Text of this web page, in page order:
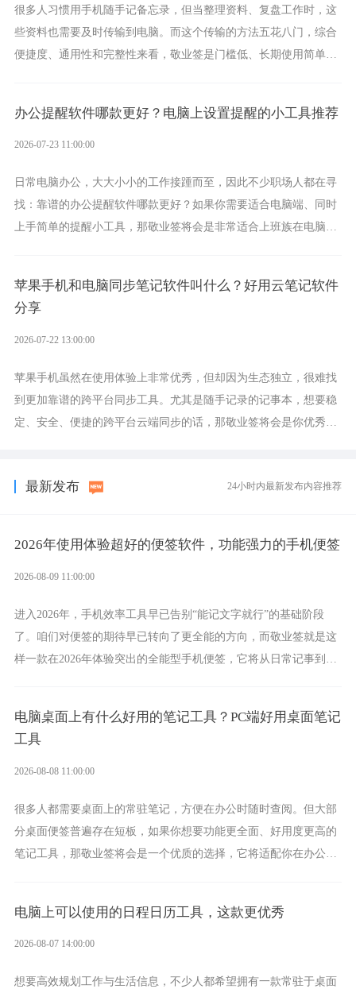
很多人习惯用手机随手记备忘录，但当整理资料、复盘工作时，这
些资料也需要及时传输到电脑。而这个传输的方法五花八门，综合
便捷度、通用性和完整性来看，敬业签是门槛低、长期使用简单的
办公提醒软件哪款更好？电脑上设置提醒的小工具推荐
2026-07-23 11:00:00
日常电脑办公，大大小小的工作接踵而至，因此不少职场人都在寻
找：靠谱的办公提醒软件哪款更好？如果你需要适合电脑端、同时
上手简单的提醒小工具，那敬业签将会是非常适合上班族在电脑上
苹果手机和电脑同步笔记软件叫什么？好用云笔记软件
分享
2026-07-22 13:00:00
苹果手机虽然在使用体验上非常优秀，但却因为生态独立，很难找
到更加靠谱的跨平台同步工具。尤其是随手记录的记事本，想要稳
定、安全、便捷的跨平台云端同步的话，那敬业签将会是你优秀的
最新发布 24小时内最新发布内容推荐
2026年使用体验超好的便签软件，功能强力的手机便签
2026-08-09 11:00:00
进入2026年，手机效率工具早已告别“能记文字就行”的基础阶段
了。咱们对便签的期待早已转向了更全能的方向，而敬业签就是这
样一款在2026年体验突出的全能型手机便签，它将从日常记事到时
电脑桌面上有什么好用的笔记工具？PC端好用桌面笔记
工具
2026-08-08 11:00:00
很多人都需要桌面上的常驻笔记，方便在办公时随时查阅。但大部
分桌面便签普遍存在短板，如果你想要功能更全面、好用度更高的
笔记工具，那敬业签将会是一个优质的选择，它将适配你在办公、
电脑上可以使用的日程日历工具，这款更优秀
2026-08-07 14:00:00
想要高效规划工作与生活信息，不少人都希望拥有一款常驻于桌面